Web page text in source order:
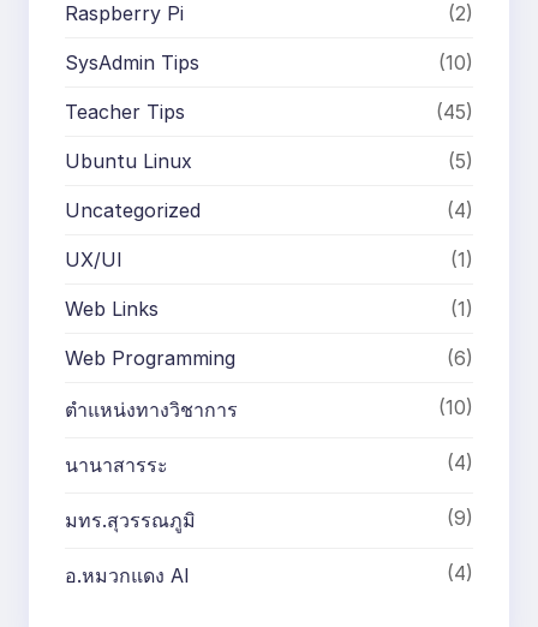
Raspberry Pi (2)
SysAdmin Tips (10)
Teacher Tips (45)
Ubuntu Linux (5)
Uncategorized (4)
UX/UI (1)
Web Links (1)
Web Programming (6)
ตำแหน่งทางวิชาการ (10)
นานาสารระ (4)
มทร.สุวรรณภูมิ (9)
อ.หมวกแดง AI (4)